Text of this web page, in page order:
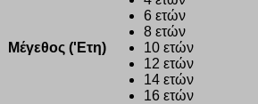
Μέγεθος ('Ετη)
6 ετών
8 ετών
10 ετών
12 ετών
14 ετών
16 ετών